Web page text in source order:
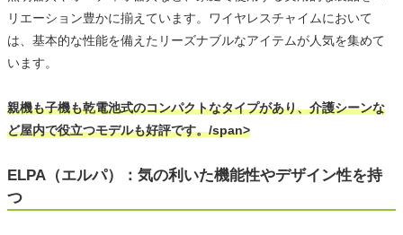
リエーション豊かに揃えています。ワイヤレスチャイムにおいて
は、基本的な性能を備えたリーズナブルなアイテムが人気を集めて
います。
親機も子機も乾電池式のコンパクトなタイプがあり、介護シーンな
ど屋内で役立つモデルも好評です。/span>
ELPA（エルパ）：気の利いた機能性やデザイン性を持
つ